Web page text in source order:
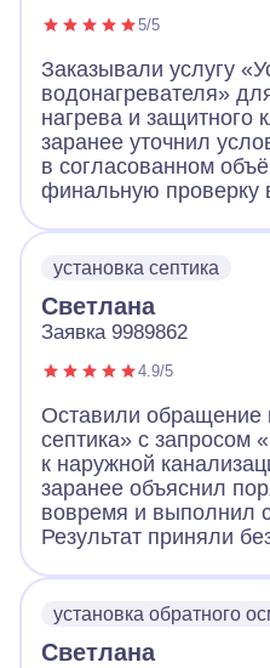
5/5
Заказывали услугу
водонагревателя»
нагрева и защитного
заранее уточнил
в согласованном
финальную проверку
установка септика
Светлана
Заявка 9989862
4.9/5
Оставили обращение
септика» с запросом
к наружной
заранее объяснил
вовремя и выполнил
Результат приняли
установка обратного
Светлана